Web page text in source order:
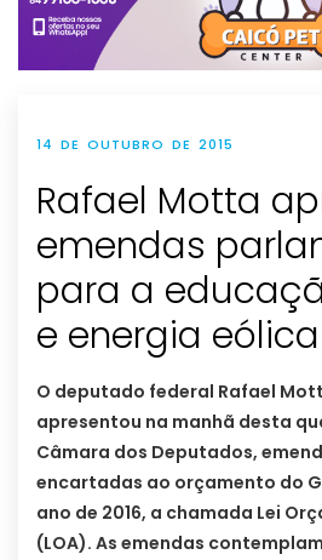
14 DE OUTUBRO DE 2015
Rafael Motta
emendas
para a
O deputado federal Rafael
apresentou na manhã desta
Câmara dos Deputados,
encartadas ao orçamento do
ano de 2016, a chamada Lei
(LOA). As emendas